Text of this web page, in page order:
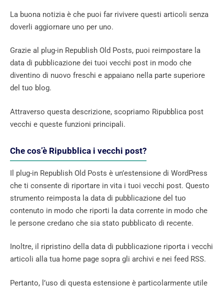
La buona notizia è che puoi far rivivere questi articoli senza
doverli aggiornare uno per uno.
Grazie al plug-in Republish Old Posts, puoi reimpostare la
data di pubblicazione dei tuoi vecchi post in modo che
diventino di nuovo freschi e appaiano nella parte superiore
del tuo blog.
Attraverso questa descrizione, scopriamo Ripubblica post
vecchi e queste funzioni principali.
Che cos’è Ripubblica i vecchi post?
Il plug-in Republish Old Posts è un’estensione di WordPress
che ti consente di riportare in vita i tuoi vecchi post. Questo
strumento reimposta la data di pubblicazione del tuo
contenuto in modo che riporti la data corrente in modo che
le persone credano che sia stato pubblicato di recente.
Inoltre, il ripristino della data di pubblicazione riporta i vecchi
articoli alla tua home page sopra gli archivi e nei feed RSS.
Pertanto, l’uso di questa estensione è particolarmente utile